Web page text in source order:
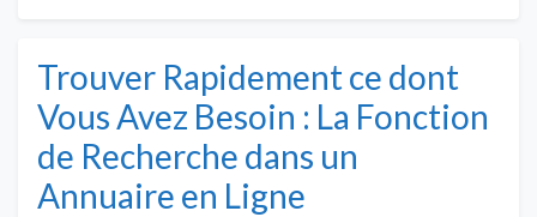
Trouver Rapidement ce dont
Vous Avez Besoin : La Fonction
de Recherche dans un
Annuaire en Ligne